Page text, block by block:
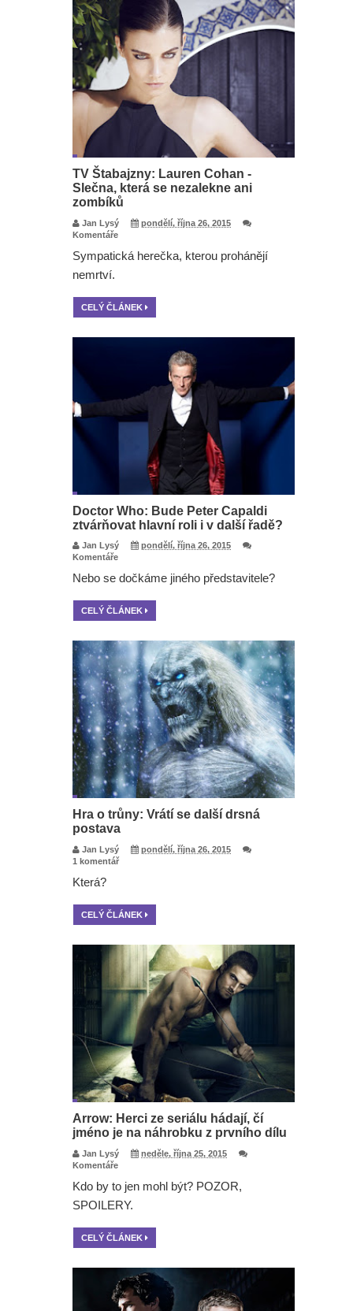
TV Štabajzny: Lauren Cohan -
Slečna, která se nezalekne ani
zombíků
Jan Lysý
pondělí, října 26, 2015
Komentáře
Sympatická herečka, kterou prohánějí
nemrtví.
CELÝ ČLÁNEK
Doctor Who: Bude Peter Capaldi
ztvárňovat hlavní roli i v další řadě?
Jan Lysý
pondělí, října 26, 2015
Komentáře
Nebo se dočkáme jiného představitele?
CELÝ ČLÁNEK
Hra o trůny: Vrátí se další drsná
postava
Jan Lysý
pondělí, října 26, 2015
1 komentář
Která?
CELÝ ČLÁNEK
Arrow: Herci ze seriálu hádají, čí
jméno je na náhrobku z prvního dílu
Jan Lysý
neděle, října 25, 2015
Komentáře
Kdo by to jen mohl být? POZOR,
SPOILERY.
CELÝ ČLÁNEK